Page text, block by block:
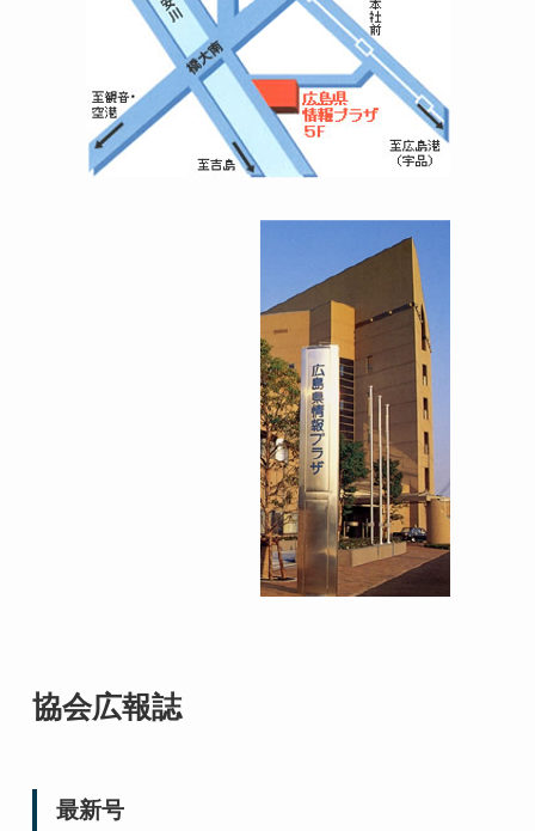
協会広報誌
最新号